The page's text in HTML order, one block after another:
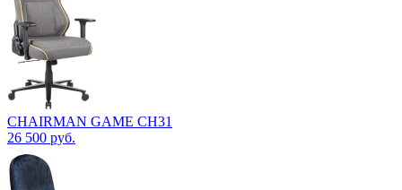
CHAIRMAN GAME CH31
26 500 руб.